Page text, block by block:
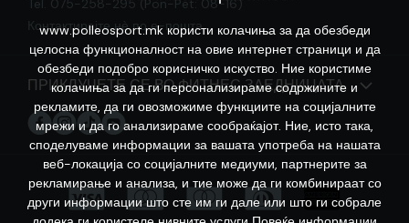
Tel. 075-258-295 (Pon-Pet: 08-16)
Контактирајте нѐ по е-пошта
ПРИКЛУЧЕТЕ СЕ ВО ФИТНЕС ЗАЕДНИЦАТА
www.polleosport.mk користи колачиња за да обезбеди
целосна функционалност на овие интернет страници и да
обезбеди подобро корисничко искуство. Ние користиме
колачиња за да ги персонализираме содржините и
рекламите, да ги овозможиме функциите на социјалните
мрежи и да го анализираме сообраќајот. Ние, исто така,
споделуваме информации за вашата употреба на нашата
веб-локација со социјалните медиуми, партнерите за
рекламирање и анализа, и тие може да ги комбинираат со
други информации што сте им ги дале или што ги собрале